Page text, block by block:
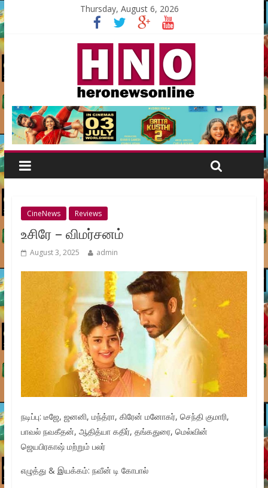
Thursday, August 6, 2026
CineNews Reviews
உசிரே – விமர்சனம்
August 3, 2025 admin
நடிப்பு: டீஜே, ஜனனி, மந்த்ரா, கிரேன் மனோகர், செந்தி குமாரி,
பாவல் நவகீதன், ஆதித்யா கதிர், தங்கதுரை, மெல்வின்
ஜெயபிரகாஷ் மற்றும் பலர்
எழுத்து & இயக்கம்: நவீன் டி கோபால்